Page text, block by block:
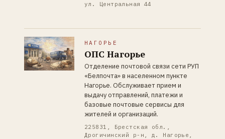
ул. Центральная 44
НАГОРЬЕ
ОПС Нагорье
Отделение почтовой связи сети РУП
«Белпочта» в населенном пункте
Нагорье. Обслуживает прием и
выдачу отправлений, платежи и
базовые почтовые сервисы для
жителей и организаций.
225831, Брестская обл.,
Дрогичинский р-н, д. Нагорье,